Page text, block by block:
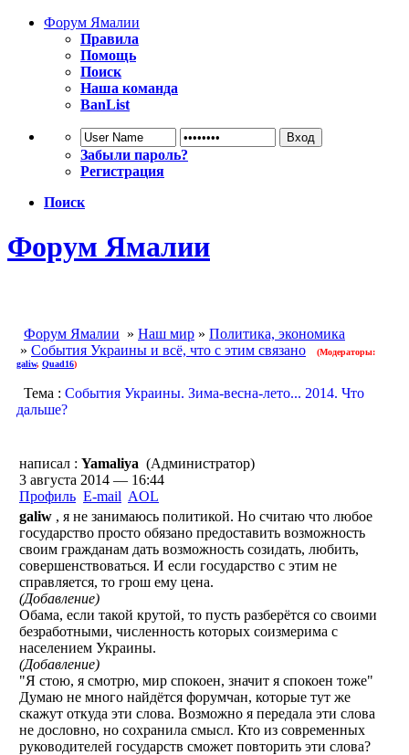
Форум Ямалии
Правила
Помощь
Поиск
Наша команда
BanList
Забыли пароль?
Регистрация
Поиск
Форум Ямалии
Форум Ямалии » Наш мир » Политика, экономика
» События Украины и всё, что с этим связано
(Модераторы:
galiw, Quad16)
Тема : События Украины. Зима-весна-лето... 2014. Что
дальше?
написал : Yamaliya (Администратор)
3 августа 2014 — 16:44
Профиль E-mail AOL
galiw , я не занимаюсь политикой. Но считаю что любое
государство просто обязано предоставить возможность
своим гражданам дать возможность созидать, любить,
совершенствоваться. И если государство с этим не
справляется, то грош ему цена.
(Добавление)
Обама, если такой крутой, то пусть разберётся со своими
безработными, численность которых соизмерима с
населением Украины.
(Добавление)
"Я стою, я смотрю, мир спокоен, значит я спокоен тоже"
Думаю не много найдётся форумчан, которые тут же
скажут откуда эти слова. Возможно я передала эти слова
не дословно, но сохранила смысл. Кто из современных
руководителей государств сможет повторить эти слова?